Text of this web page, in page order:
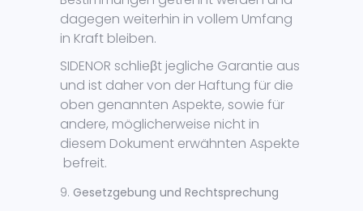
dagegen weiterhin in vollem Umfang
in Kraft bleiben.
SIDENOR schlieβt jegliche Garantie aus
und ist daher von der Haftung für die
oben genannten Aspekte, sowie für
andere, möglicherweise nicht in
diesem Dokument erwähnten Aspekte
befreit.
Gesetzgebung und Rechtsprechung